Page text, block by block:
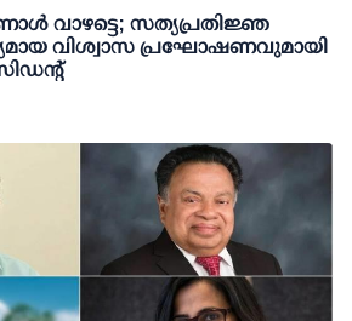
വാഴട്ടെ; സത്യപ്രതിജ്ഞ
വിശ്വാസ പ്രഘോഷണവുമായി